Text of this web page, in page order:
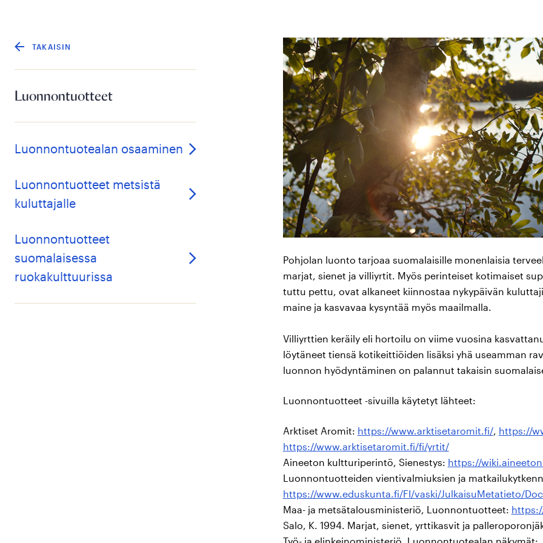
TAKAISIN
Luonnontuotteet
Luonnontuotealan osaaminen
Luonnontuotteet metsistä
kuluttajalle
Luonnontuotteet
suomalaisessa
ruokakulttuurissa
Pohjolan luonto tarjoaa suomalaisille monenlaisia
marjat, sienet ja villiyrtit. Myös perinteiset kotimaiset
tuttu pettu, ovat alkaneet kiinnostaa nykypäivän
maine ja kasvavaa kysyntää myös maailmalla.
Villiyrttien keräily eli hortoilu on viime vuosina
löytäneet tiensä kotikeittiöiden lisäksi yhä useamman
luonnon hyödyntäminen on palannut takaisin
Luonnontuotteet -sivuilla käytetyt lähteet:
Arktiset Aromit: https://www.arktisetaromit.fi/, https://
https://www.arktisetaromit.fi/fi/yrtit/
Aineeton kultturiperintö, Sienestys: https://
Luonnontuotteiden vientivalmiuksien ja
https://www.eduskunta.fi/FI/vaski/JulkaisuMetatieto/
Maa- ja metsätalousministeriö, Luonnontuotteet:
Salo, K. 1994. Marjat, sienet, yrttikasvit ja
Työ- ja elinkeinoministeriö, Luonnontuotealan näkymät: